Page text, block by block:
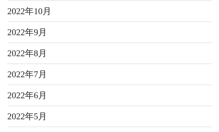
2022年10月
2022年9月
2022年8月
2022年7月
2022年6月
2022年5月